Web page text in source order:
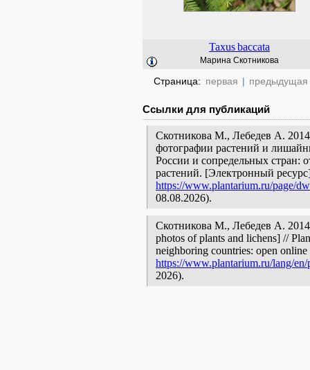
Taxusbaccata
Марина Скотникова
Страница: первая | предыдущая
Ссылки для публикаций
Скотникова М., Лебедев А.
фотографии растений и
России и сопредельных стран:
растений. [Электронный
https://www.plantarium.ru/page/
08.08.2026).
Скотникова М., Лебедев А.
photos of plants and lichens] //
neighboring countries: open
https://www.plantarium.ru/lang/
2026).